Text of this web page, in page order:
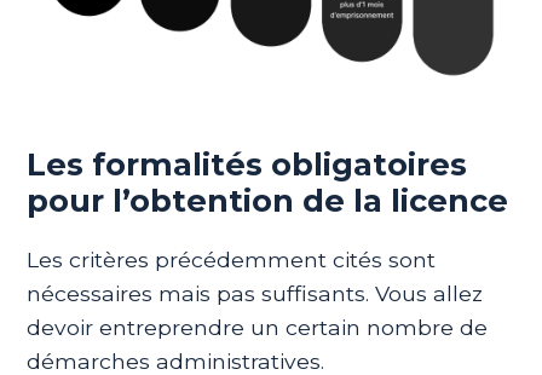
Les formalités obligatoires
pour l’obtention de la licence
Les critères précédemment cités sont
nécessaires mais pas suffisants. Vous allez
devoir entreprendre un certain nombre de
démarches administratives.